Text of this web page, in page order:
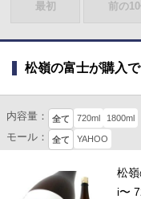
最初 前の
松嶺の富士が購入
内容量： 全て 720ml 1800ml
モール： 全て YAHOO
松
i〜